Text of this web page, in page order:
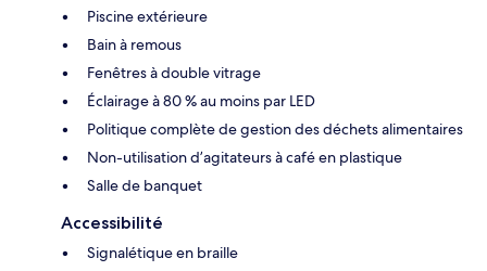
Piscine extérieure
Bain à remous
Fenêtres à double vitrage
Éclairage à 80 % au moins par LED
Politique complète de gestion des déchets alimentaires
Non-utilisation d’agitateurs à café en plastique
Salle de banquet
Accessibilité
Signalétique en braille